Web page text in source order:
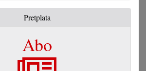
Pretplata
Abo